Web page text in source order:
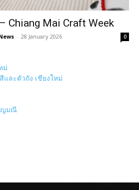
Chiang Mai Craft Week
- 28 January 2026 0
ม่
ละตัวถัง เชียงใหม่
ญมณี